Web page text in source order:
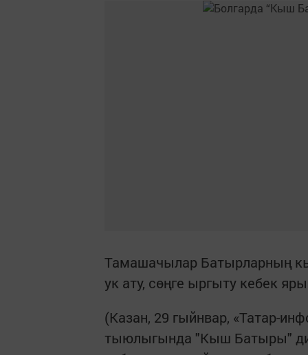
Тамашачылар Батырларның
ук ату, сөңге ыргыту кебек
(Казан, 29 гыйнвар, «Татар-
тыюлыгында "Кыш Батыры"